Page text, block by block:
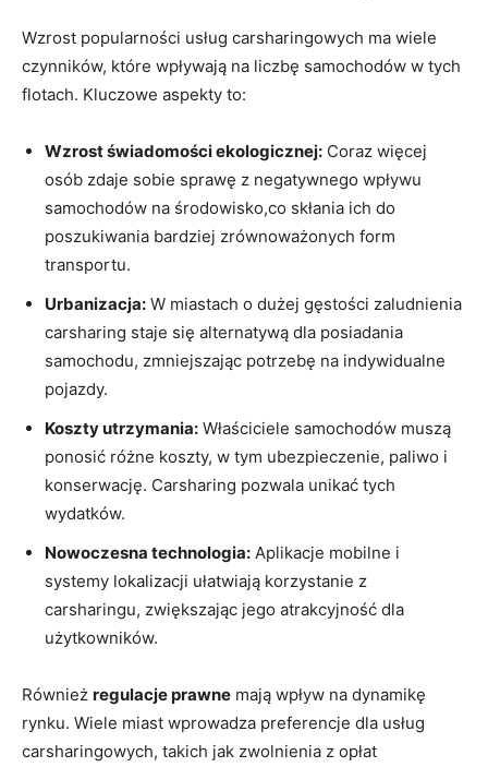
Wzrost popularności usług carsharingowych ⁢ma wiele
czynników, które ⁤wpływają na liczbę samochodów⁤ w tych
flotach. Kluczowe aspekty to:
Wzrost świadomości ekologicznej: Coraz więcej
osób zdaje sobie sprawę z negatywnego wpływu
‌samochodów na środowisko,co skłania ich do
poszukiwania bardziej zrównoważonych form
transportu.
Urbanizacja: W miastach o dużej gęstości zaludnienia
carsharing staje się alternatywą dla posiadania
samochodu, zmniejszając potrzebę na indywidualne
pojazdy.
Koszty utrzymania: Właściciele samochodów ⁣muszą
ponosić różne koszty, w tym ubezpieczenie, paliwo i
konserwację. Carsharing pozwala unikać tych
wydatków.
Nowoczesna‍ technologia: ‌Aplikacje mobilne i
systemy lokalizacji ułatwiają korzystanie z
carsharingu, zwiększając jego atrakcyjność dla
użytkowników.
Również regulacje prawne mają wpływ na dynamikę
rynku. Wiele miast wprowadza preferencje dla usług
carsharingowych, takich jak zwolnienia z opłat